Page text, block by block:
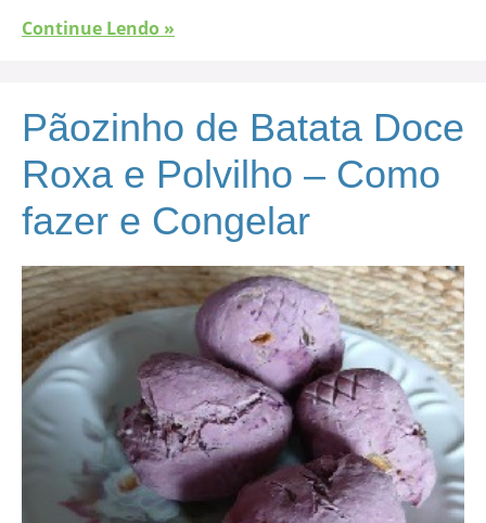
Continue Lendo »
Pãozinho de Batata Doce
Roxa e Polvilho – Como
fazer e Congelar